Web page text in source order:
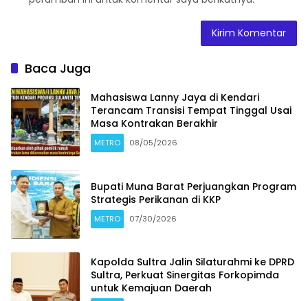
Baca Juga
Mahasiswa Lanny Jaya di Kendari
Terancam Transisi Tempat Tinggal Usai
Masa Kontrakan Berakhir
METRO 08/05/2026
Bupati Muna Barat Perjuangkan Program
Strategis Perikanan di KKP
METRO 07/30/2026
Kapolda Sultra Jalin Silaturahmi ke DPRD
Sultra, Perkuat Sinergitas Forkopimda
untuk Kemajuan Daerah